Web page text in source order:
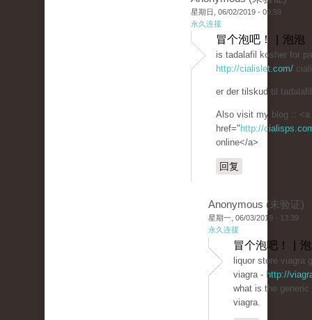
星期日, 06/02/2019 - 09:59
永久连接
冒个泡吧！ | 泡泡
is tadalafil kosher for
http://cialislet.com/
er der tilskud til
Also visit my blog :: <a
href=" http://
online</a>
回复
Anonymous (未验证)
星期一, 06/03/2019 - 13:39
永久连接
冒个泡吧！ |
liquor store viagra
viagra - http://
what is the generic
viagra.